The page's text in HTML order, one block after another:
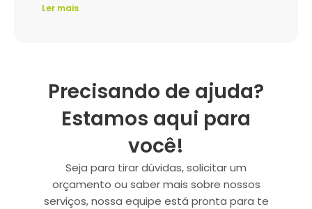
Ler mais
Precisando de ajuda?
Estamos aqui para
você!
Seja para tirar dúvidas, solicitar um
orçamento ou saber mais sobre nossos
serviços, nossa equipe está pronta para te